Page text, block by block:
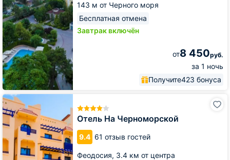
143 м от Черного моря
Бесплатная отмена
Завтрак включён
от8 450руб.
за 1 ночь
Получите423 бонуса
Отель На Черноморской
9.4 61 отзыв гостей
Феодосия, 3.4 км от центра
Отель
На
Черноморской